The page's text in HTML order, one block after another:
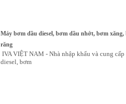
Máy bơm dầu diesel, bơm dầu nhớt, bơm
răng
IVA VIỆT NAM - Nhà nhập khẩu và cung
diesel, bơm